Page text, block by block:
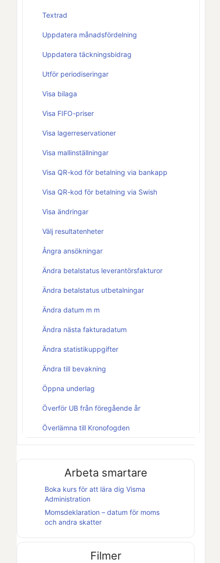
Textrad
Uppdatera månadsfördelning
Uppdatera täckningsbidrag
Utför periodiseringar
Visa bilaga
Visa FIFO-priser
Visa lagerreservationer
Visa mallinställningar
Visa QR-kod för betalning via bankapp
Visa QR-kod för betalning via Swish
Visa ändringar
Välj resultatenheter
Ångra ansökningar
Ändra betalstatus leverantörsfakturor
Ändra betalstatus utbetalningar
Ändra datum m m
Ändra nästa fakturadatum
Ändra statistikuppgifter
Ändra till bevakning
Öppna underlag
Överför UB från föregående år
Överlämna till Kronofogden
Arbeta smartare
Boka kurs för att lära dig Visma
Administration
Momsdeklaration – datum för moms
och andra skatter
Filmer